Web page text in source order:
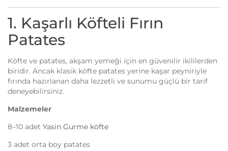
1. Kaşarlı Köfteli Fırın
Patates
Köfte ve patates, akşam yemeği için en güvenilir ikililerden
biridir. Ancak klasik köfte patates yerine kaşar peyniriyle
fırında hazırlanan daha lezzetli ve sunumu güçlü bir tarif
deneyebilirsiniz.
Malzemeler
8–10 adet Yasin Gurme köfte
3 adet orta boy patates